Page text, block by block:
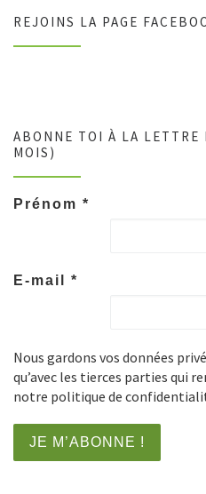
REJOINS LA PAGE
ABONNE TOI À LA LETTRE
MOIS)
Prénom *
E-mail *
Nous gardons vos données
qu’avec les tierces parties qui
notre politique de